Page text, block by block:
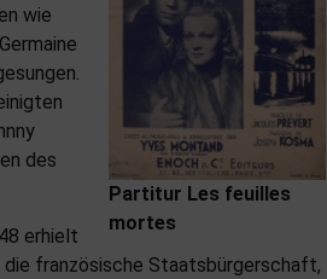
Partitur Les feuilles
mortes
wie
des
erhielt
die französische Staatsbürgerschaft,